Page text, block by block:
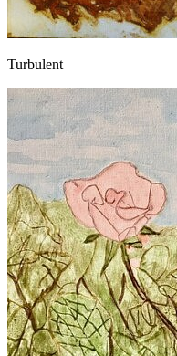
Turbulent